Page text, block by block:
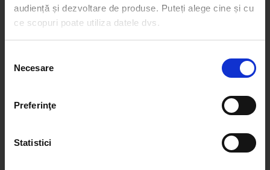
audiență și dezvoltare de produse. Puteți alege cine și cu
ce scopuri poate utiliza datele dvs.
Să colectăm informațiile cu privire la locația dvs.
Să vă identificăm dispozitivul scanândul-l în mod
activ după caracteristici specifice (amprentare)
dvs. personale și configurați-vă preferințele la
secțiunea
consimțământului
Necesare
Preferinţe
Statistici
familia mai presus de orice. Se mândresc cu
concep să nu exceleze la școală. Deși fac pasul cel
mare mai greu, acești nativi au nevoie lângă ei de